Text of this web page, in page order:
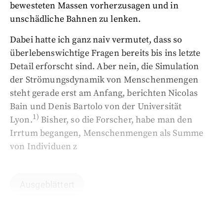
bewesteten Massen vorherzusagen und in
unschädliche Bahnen zu lenken.
Dabei hatte ich ganz naiv vermutet, dass so
überlebenswichtige Fragen bereits bis ins letzte
Detail erforscht sind. Aber nein, die Simulation
der Strömungsdynamik von Menschenmengen
steht gerade erst am Anfang, berichten Nicolas
Bain und Denis Bartolo von der Universität
Lyon.1) Bisher, so die Forscher, habe man den
Irrtum begangen, Menschenmengen als Summe
von Individuen z